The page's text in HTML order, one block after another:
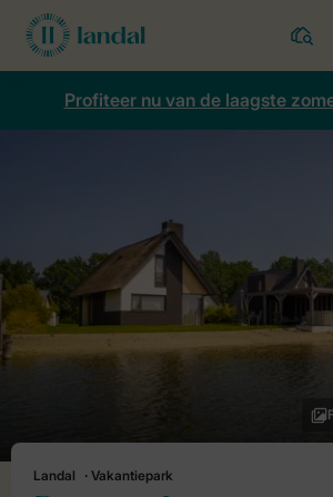
Parken
Profiteer nu van de laagste